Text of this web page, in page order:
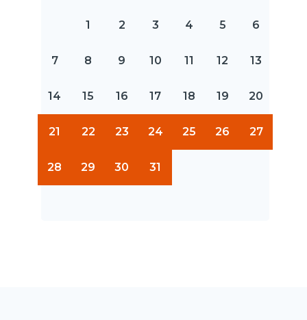
1 2 3 4 5 6
7 8 9 10 11 12 13
14 15 16 17 18 19 20
21 22 23 24 25 26 27
28 29 30 31